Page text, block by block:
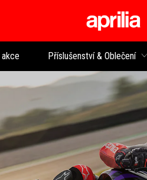
Příslušenství & Oblečení